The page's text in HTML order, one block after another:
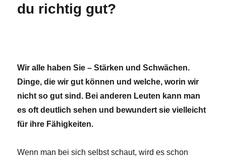
du richtig gut?
Wir alle haben Sie – Stärken und Schwächen.
Dinge, die wir gut können und welche, worin wir
nicht so gut sind. Bei anderen Leuten kann man
es oft deutlich sehen und bewundert sie vielleicht
für ihre Fähigkeiten.
Wenn man bei sich selbst schaut, wird es schon